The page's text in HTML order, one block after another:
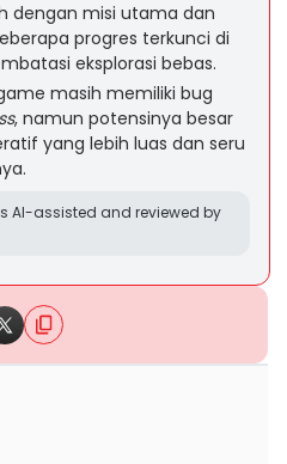
dengan misi utama dan
progres terkunci di
eksplorasi bebas.
masih memiliki bug
, namun potensinya besar
yang lebih luas dan seru
AI-assisted and reviewed by